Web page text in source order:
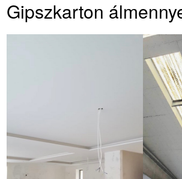
Gipszkarton